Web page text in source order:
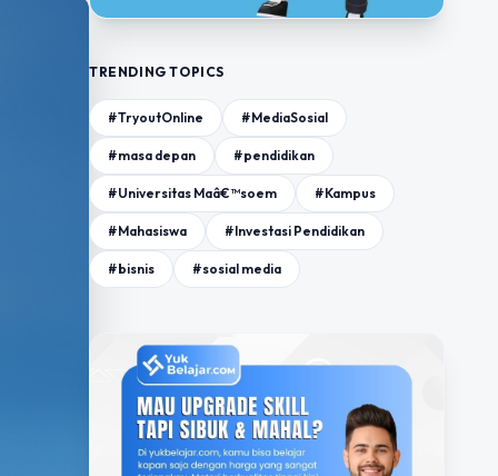
TRENDING TOPICS
#TryoutOnline #MediaSosial
#masa depan #pendidikan
#Universitas Maâ€™soem #Kampus
#Mahasiswa #Investasi Pendidikan
#bisnis #sosial media